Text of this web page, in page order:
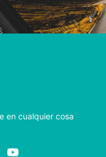
en cualquier cosa